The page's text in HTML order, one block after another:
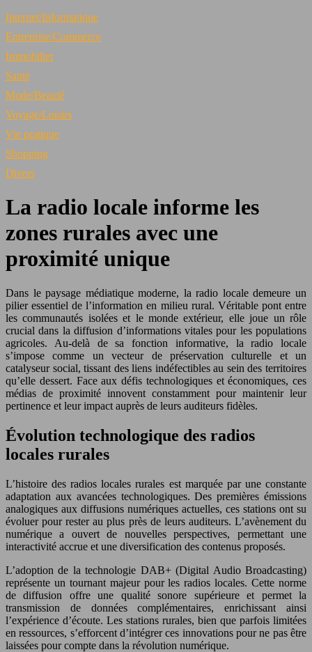
Internet/Informatique
Entreprise/Commerce
Immobilier
Santé
Mode/Beauté
Voyage/Loisirs
Vie pratique
Shopping
Divers
La radio locale informe les
zones rurales avec une
proximité unique
Dans le paysage médiatique moderne, la radio locale demeure un
pilier essentiel de l’information en milieu rural. Véritable pont entre
les communautés isolées et le monde extérieur, elle joue un rôle
crucial dans la diffusion d’informations vitales pour les populations
agricoles. Au-delà de sa fonction informative, la radio locale
s’impose comme un vecteur de préservation culturelle et un
catalyseur social, tissant des liens indéfectibles au sein des territoires
qu’elle dessert. Face aux défis technologiques et économiques, ces
médias de proximité innovent constamment pour maintenir leur
pertinence et leur impact auprès de leurs auditeurs fidèles.
Évolution technologique des radios
locales rurales
L’histoire des radios locales rurales est marquée par une constante
adaptation aux avancées technologiques. Des premières émissions
analogiques aux diffusions numériques actuelles, ces stations ont su
évoluer pour rester au plus près de leurs auditeurs. L’avènement du
numérique a ouvert de nouvelles perspectives, permettant une
interactivité accrue et une diversification des contenus proposés.
L’adoption de la technologie DAB+ (Digital Audio Broadcasting)
représente un tournant majeur pour les radios locales. Cette norme
de diffusion offre une qualité sonore supérieure et permet la
transmission de données complémentaires, enrichissant ainsi
l’expérience d’écoute. Les stations rurales, bien que parfois limitées
en ressources, s’efforcent d’intégrer ces innovations pour ne pas être
laissées pour compte dans la révolution numérique.